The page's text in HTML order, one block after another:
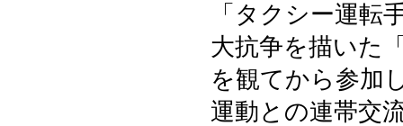
「タクシー運
大抗争を描いた
を観てから参加
運動との連帯交